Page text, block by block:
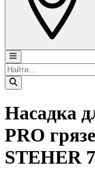
Насадка
PRO
STEHER